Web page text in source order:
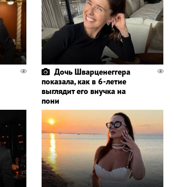
Дочь Шварценеггера
показала, как в 6-летие
выглядит его внучка на
пони